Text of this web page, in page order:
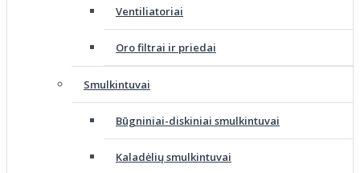
Ventiliatoriai
Oro filtrai ir priedai
Smulkintuvai
Būgniniai-diskiniai smulkintuvai
Kaladėlių smulkintuvai